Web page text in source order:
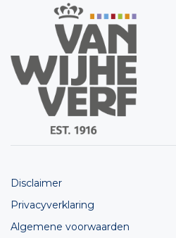
Disclaimer
Privacyverklaring
Algemene voorwaarden